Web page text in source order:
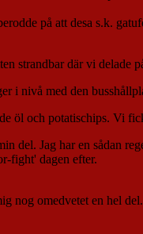
på att desa s.k.
strandbar där vi delade
i nivå med den
öl och potatischips. Vi
del. Jag har en sådan
fight' dagen efter.
nog omedvetet en hel del.